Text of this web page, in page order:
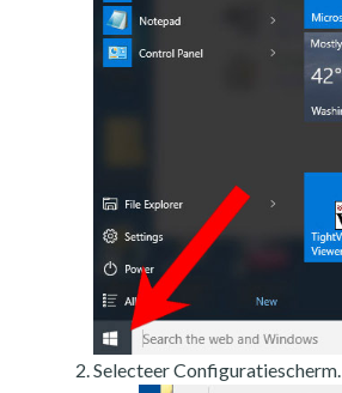
Selecteer Configuratiescherm.